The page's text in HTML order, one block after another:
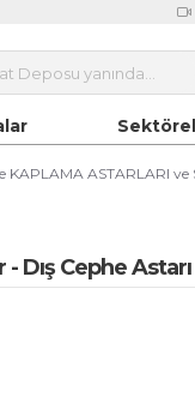
KAPLAMA ASTARLARI ve
Dış Cephe Astarı